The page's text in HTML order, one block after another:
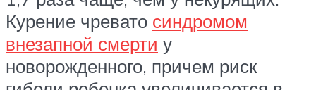
Курение чревато синдромом
внезапной смерти у
новорожденного, причем риск